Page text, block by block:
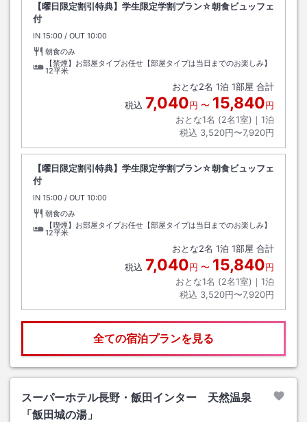
【曜日限定割引特典】学生限定学割プラン☆朝食ビュッフェ
付
IN チェックイン
15:00 / OUT チェックアウト
10:00
朝食のみ
【禁煙】お部屋タイプお任せ【部屋タイプは当日までのお楽しみ】
12平米
おとな2名 1泊 1部屋 合計
税込 7,040円 〜 15,840円
おとな1名 (2名1室)｜ 1泊
税込 3,520円〜7,920円
【曜日限定割引特典】学生限定学割プラン☆朝食ビュッフェ
付
IN チェックイン
15:00 / OUT チェックアウト
10:00
朝食のみ
【喫煙】お部屋タイプお任せ【部屋タイプは当日までのお楽しみ】
12平米
おとな2名 1泊 1部屋 合計
税込 7,040円 〜 15,840円
おとな1名 (2名1室)｜ 1泊
税込 3,520円〜7,920円
全ての宿泊プランを見る
スーパーホテル長野・飯田インター 天然温泉
「飯田城の湯」